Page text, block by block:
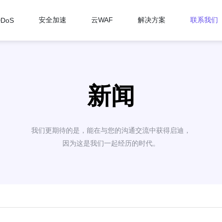
安全加速 云WAF 解决方案 联系我们
新闻
我们更期待的是，能在与您的沟通交流中获得启迪，
因为这是我们一起经历的时代。